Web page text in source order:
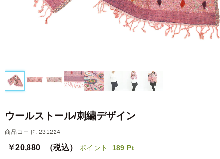
ウールストール/刺繍デザイン
商品コード: 231224
￥20,880 （税込） ポイント: 189 Pt